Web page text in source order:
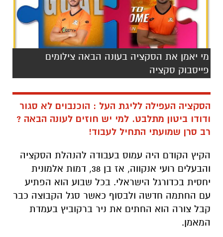
מי יאמן את הסקציה בעונה הבאה צילומים
פייסבוק סקציה
הסקציה העפילה לליגת העל : הוכנבוים לא סגור
ודודו ביטון מתלבט. למי יש חוזים לעונה הבאה ?
רב סרן שמועתי התחיל לעבוד!
הקיץ הקודם היה עמוס בעבודה להנהלת הסקציה
והבעלים רועי אנקווה, אז בן 38, דמות אלמונית
יחסית בכדורגל הישראלי. בכל שבוע הוא הפתיע
עם החתמה חדשה ולבסוף כאשר סגל הקבוצה כבר
קבל צורה הוא החתים את ניר ברקוביץ בעמדת
המאמן.